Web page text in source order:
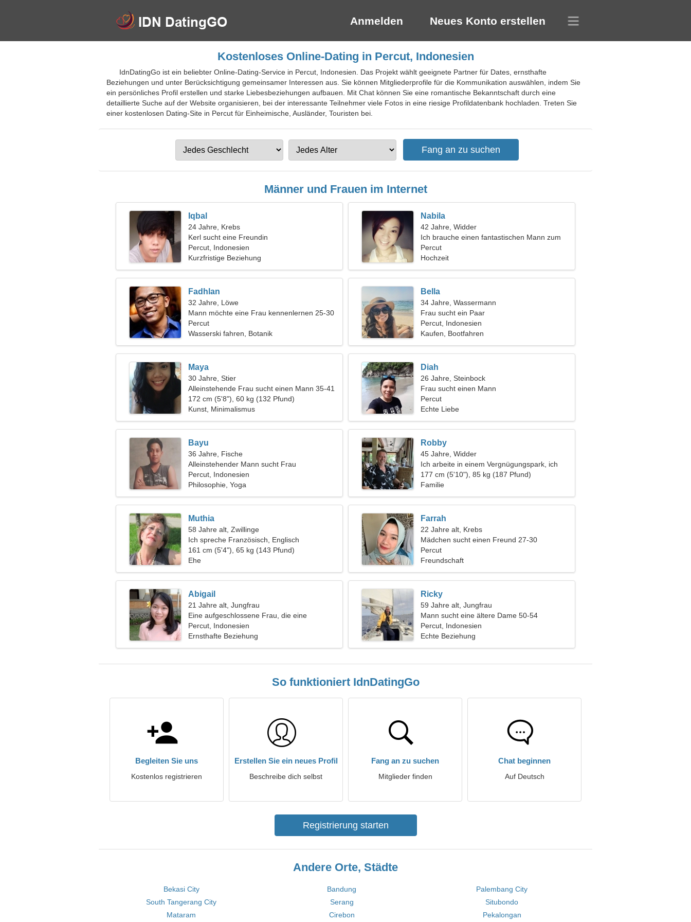
Anmelden Neues Konto erstellen
Kostenloses Online-Dating in Percut, Indonesien
IdnDatingGo ist ein beliebter Online-Dating-Service in Percut, Indonesien. Das Projekt wählt geeignete Partner für Dates, ernsthafte
Beziehungen und unter Berücksichtigung gemeinsamer Interessen aus. Sie können Mitgliederprofile für die Kommunikation auswählen, indem Sie
ein persönliches Profil erstellen und starke Liebesbeziehungen aufbauen. Mit Chat können Sie eine romantische Bekanntschaft durch eine
detaillierte Suche auf der Website organisieren, bei der interessante Teilnehmer viele Fotos in eine riesige Profildatenbank hochladen. Treten Sie
einer kostenlosen Dating-Site in Percut für Einheimische, Ausländer, Touristen bei.
Männer und Frauen im Internet
Iqbal
24 Jahre, Krebs
Kerl sucht eine Freundin
Percut, Indonesien
Kurzfristige Beziehung
Nabila
42 Jahre, Widder
Ich brauche einen fantastischen Mann zum
Spaß
Percut
Hochzeit
Fadhlan
32 Jahre, Löwe
Mann möchte eine Frau kennenlernen 25-30
Percut
Wasserski fahren, Botanik
Bella
34 Jahre, Wassermann
Frau sucht ein Paar
Percut, Indonesien
Kaufen, Bootfahren
Maya
30 Jahre, Stier
Alleinstehende Frau sucht einen Mann 35-41
172 cm (5'8"), 60 kg (132 Pfund)
Kunst, Minimalismus
Diah
26 Jahre, Steinbock
Frau sucht einen Mann
Percut
Echte Liebe
Bayu
36 Jahre, Fische
Alleinstehender Mann sucht Frau
Percut, Indonesien
Philosophie, Yoga
Robby
45 Jahre, Widder
Ich arbeite in einem Vergnügungspark, ich
brauche eine fröhliche Frau
177 cm (5'10"), 85 kg (187 Pfund)
Familie
Muthia
58 Jahre alt, Zwillinge
Ich spreche Französisch, Englisch
161 cm (5'4"), 65 kg (143 Pfund)
Ehe
Farrah
22 Jahre alt, Krebs
Mädchen sucht einen Freund 27-30
Percut
Freundschaft
Abigail
21 Jahre alt, Jungfrau
Eine aufgeschlossene Frau, die eine
leidenschaftliche Beziehung sucht
Percut, Indonesien
Ernsthafte Beziehung
Ricky
59 Jahre alt, Jungfrau
Mann sucht eine ältere Dame 50-54
Percut, Indonesien
Echte Beziehung
So funktioniert IdnDatingGo
Begleiten Sie uns
Kostenlos registrieren
Erstellen Sie ein neues Profil
Beschreibe dich selbst
Fang an zu suchen
Mitglieder finden
Chat beginnen
Auf Deutsch
Registrierung starten
Andere Orte, Städte
Bekasi City Bandung
Palembang City
South Tangerang City
Serang
Situbondo
Mataram
Cirebon Pekalongan